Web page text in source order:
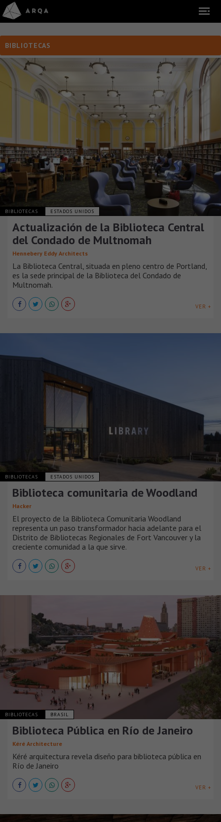
BIBLIOTECAS
BIBLIOTECAS ESTADOS UNIDOS
Actualización de la Biblioteca Central
del Condado de Multnomah
Hennebery Eddy Architects
La Biblioteca Central, situada en pleno centro de Portland,
es la sede principal de la Biblioteca del Condado de
Multnomah.
VER +
BIBLIOTECAS ESTADOS UNIDOS
Biblioteca comunitaria de Woodland
Hacker
El proyecto de la Biblioteca Comunitaria Woodland
representa un paso transformador hacia adelante para el
Distrito de Bibliotecas Regionales de Fort Vancouver y la
creciente comunidad a la que sirve.
VER +
BIBLIOTECAS BRASIL
Biblioteca Pública en Río de Janeiro
Kéré Architecture
Kéré arquitectura revela diseño para biblioteca pública en
Río de Janeiro
VER +